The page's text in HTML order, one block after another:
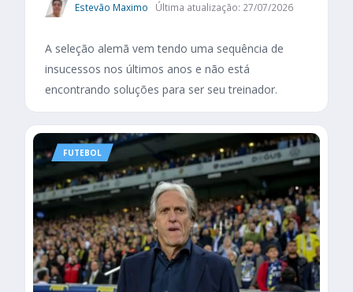
Estevão Maximo Última atualização: 27/07/2026
A seleção alemã vem tendo uma sequência de
insucessos nos últimos anos e não está
encontrando soluções para ser seu treinador.
FUTEBOL